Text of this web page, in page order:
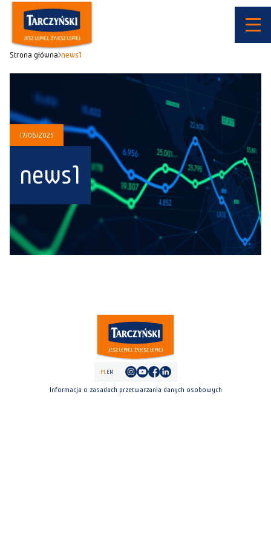
Strona główna news1
17/06/2025
news1
Informacja o zasadach przetwarzania danych osobowych
PL EN